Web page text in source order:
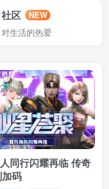
社区
NEW
对生活的热爱
同行闪耀再临 传奇
码